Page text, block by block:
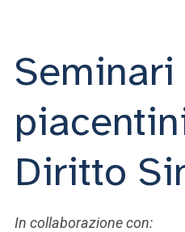
ACCEDI A CLOUDMAIL
Seminari
Diritto
In collaborazione con: